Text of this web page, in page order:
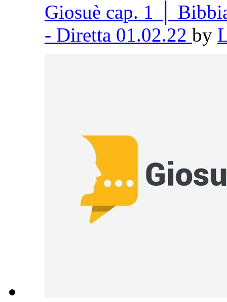
Giosuè cap. 1 │
- Diretta 01.02.22 by